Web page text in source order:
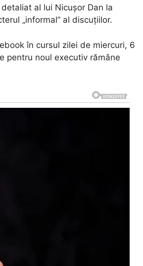
al lui Nicușor Dan la
„informal” al discuțiilor.
în cursul zilei de miercuri, 6
pentru noul executiv rămâne